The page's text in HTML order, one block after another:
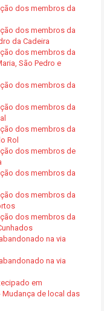
dos membros da
dos membros da
da Cadeira
dos membros da
São Pedro e
dos membros da
dos membros da
dos membros da
Rol
dos membros de
dos membros da
dos membros da
dos membros da
na via
na via
em
de local das